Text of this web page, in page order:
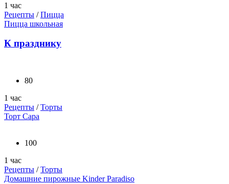
1 час
Рецепты /Пицца
Пицца школьная
К празднику
80
1 час
Рецепты /Торты
Торт Сара
100
1 час
Рецепты /Торты
Домашние пирожные Kinder Paradiso